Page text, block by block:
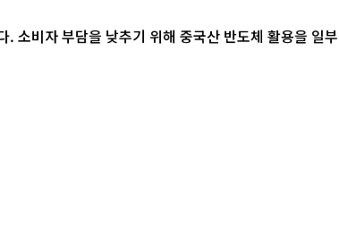
소비자 부담을 낮추기 위해 중국산 반도체 활용을 일부